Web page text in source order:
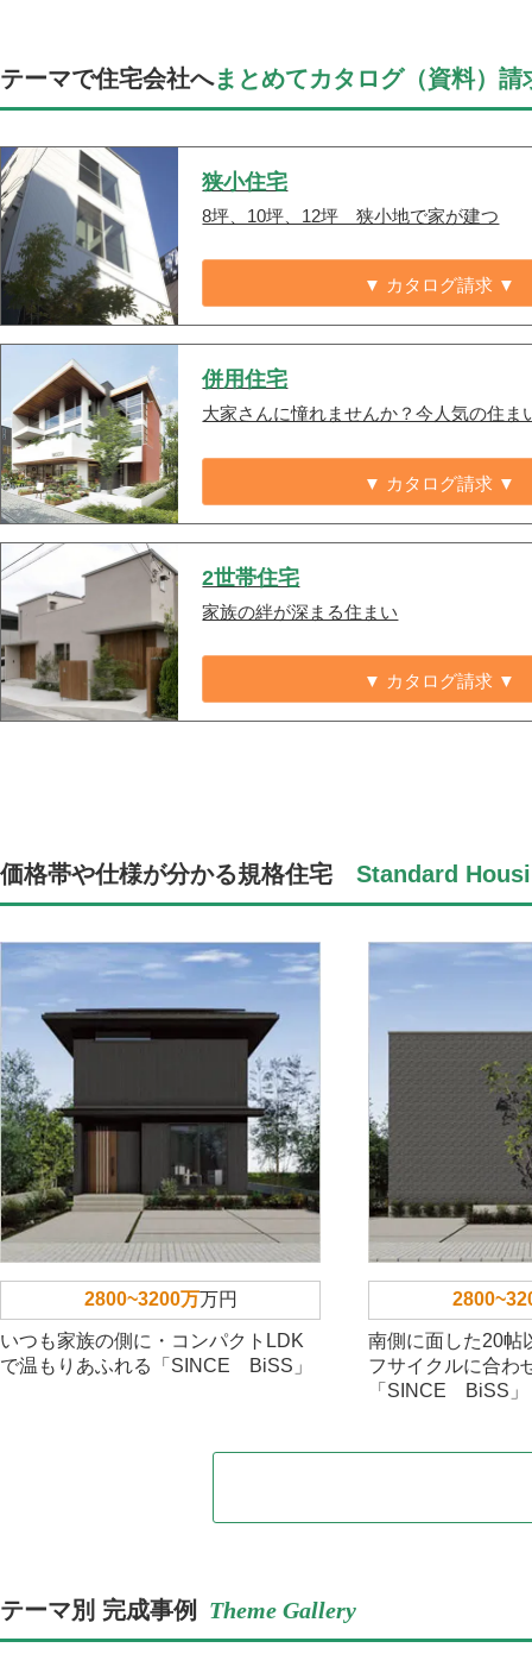
テーマで住宅会社へまとめてカタログ（資料）請
狭小住宅
8坪、10坪、12坪 狭小地で家が建つ
▼ カタログ請求 ▼
併用住宅
大家さんに憧れませんか？今人気の住ま
▼ カタログ請求 ▼
2世帯住宅
家族の絆が深まる住まい
▼ カタログ請求 ▼
価格帯や仕様が分かる規格住宅 Standard
2800~3200万万円
いつも家族の側に・コンパクトLDK
で温もりあふれる「SINCE BiSS」
南側に面した20帖
フサイクルに合わ
「SINCE BiSS」
テーマ別 完成事例 Theme Gallery